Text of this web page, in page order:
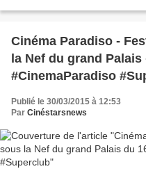
Cinéma Paradiso -
la Nef du grand
#CinemaParadiso
Publié le 30/03/2015 à 12:53
Par Cinéstarsnews